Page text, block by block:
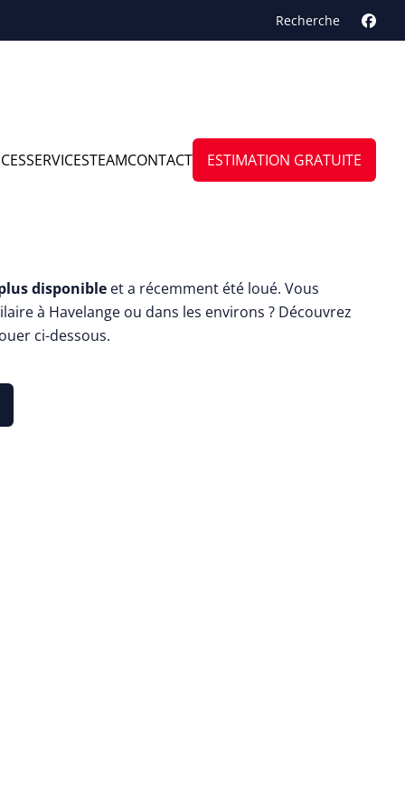
Recherche
SERVICESTEAMCONTACT ESTIMATION GRATUITE
disponible et a récemment été loué. Vous
à Havelange ou dans les environs ? Découvrez
ci-dessous.